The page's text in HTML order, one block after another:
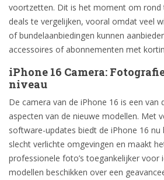
voortzetten. Dit is het moment om rond
deals te vergelijken, vooral omdat veel
of bundelaanbiedingen kunnen
accessoires of abonnementen met
iPhone 16 Camera:
niveau
De camera van de iPhone 16 is een van
aspecten van de nieuwe modellen. Met
software-updates biedt de iPhone 16 nu
slecht verlichte omgevingen en maakt
professionele foto’s toegankelijker voor
modellen beschikken over een